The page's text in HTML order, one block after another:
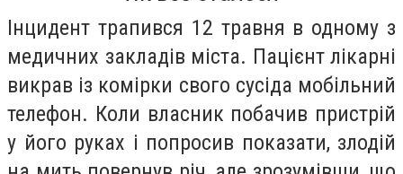
Інцидент трапився 12 травня в одному з
медичних закладів міста. Пацієнт лікарні
викрав із комірки свого сусіда мобільний
телефон. Коли власник побачив пристрій
у його руках і попросив показати, злодій